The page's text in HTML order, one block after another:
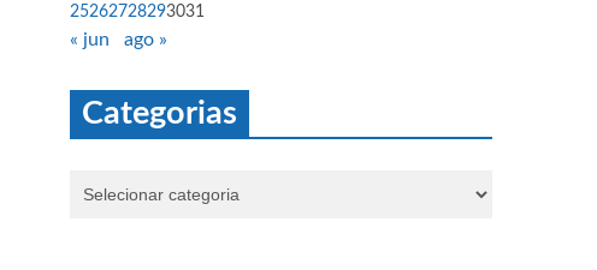
25262728293031
« jun ago »
Categorias